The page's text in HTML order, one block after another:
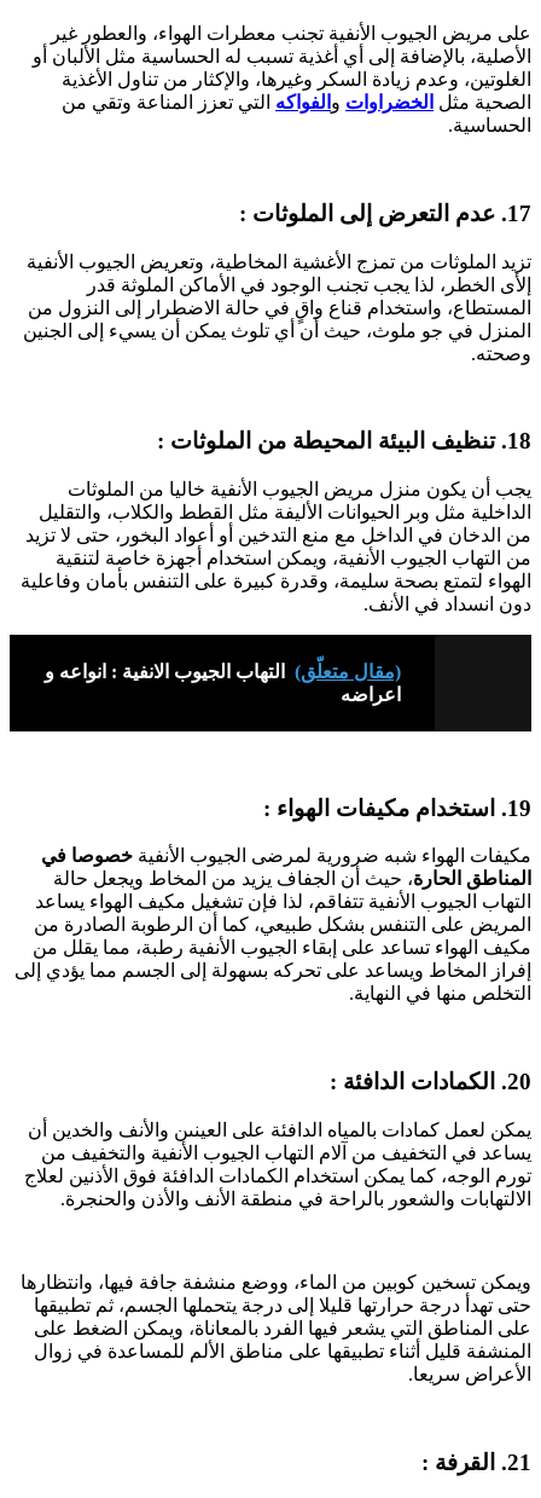
على مريض الجيوب الأنفية تجنب معطرات الهواء، والعطور غير
الأصلية، بالإضافة إلى أي أغذية تسبب له الحساسية مثل الألبان أو
الغلوتين، وعدم زيادة السكر وغيرها، والإكثار من تناول الأغذية
الصحية مثل الخضراوات و الفواكه التي تعزز المناعة وتقي من
الحساسية.
17. عدم التعرض إلى الملوثات :
تزيد الملوثات من تمزج الأغشية المخاطية، وتعريض الجيوب الأنفية
إلأى الخطر، لذا يجب تجنب الوجود في الأماكن الملوثة قدر
المستطاع، واستخدام قناع واقٍ في حالة الاضطرار إلى النزول من
المنزل في جو ملوث، حيث أن أي تلوث يمكن أن يسيء إلى الجنين
وصحته.
18. تنظيف البيئة المحيطة من الملوثات :
يجب أن يكون منزل مريض الجيوب الأنفية خاليا من الملوثات
الداخلية مثل وبر الحيوانات الأليفة مثل القطط والكلاب، والتقليل
من الدخان في الداخل مع منع التدخين أو أعواد البخور، حتى لا تزيد
من التهاب الجيوب الأنفية، ويمكن استخدام أجهزة خاصة لتنقية
الهواء لتمتع بصحة سليمة، وقدرة كبيرة على التنفس بأمان وفاعلية
دون انسداد في الأنف.
(مقال متعلّق)
التهاب الجيوب الانفية : انواعه و
اعراضه
19. استخدام مكيفات الهواء :
مكيفات الهواء شبه ضرورية لمرضى الجيوب الأنفية خصوصا في
المناطق الحارة، حيث أن الجفاف يزيد من المخاط ويجعل حالة
التهاب الجيوب الأنفية تتفاقم، لذا فإن تشغيل مكيف الهواء يساعد
المريض على التنفس بشكل طبيعي، كما أن الرطوبة الصادرة من
مكيف الهواء تساعد على إبقاء الجيوب الأنفية رطبة، مما يقلل من
إفراز المخاط ويساعد على تحركه بسهولة إلى الجسم مما يؤدي إلى
التخلص منها في النهاية.
20. الكمادات الدافئة :
يمكن لعمل كمادات بالمياه الدافئة على العينىن والأنف والخدين أن
يساعد في التخفيف من آلام التهاب الجيوب الأنفية والتخفيف من
تورم الوجه، كما يمكن استخدام الكمادات الدافئة فوق الأذنين لعلاج
الالتهابات والشعور بالراحة في منطقة الأنف والأذن والحنجرة.
ويمكن تسخين كوبين من الماء، ووضع منشفة جافة فيها، وانتظارها
حتى تهدأ درجة حرارتها قليلا إلى درجة يتحملها الجسم، ثم تطبيقها
على المناطق التي يشعر فيها الفرد بالمعاناة، ويمكن الضغط على
المنشفة قليل أثناء تطبيقها على مناطق الألم للمساعدة في زوال
الأعراض سريعا.
21. القرفة :